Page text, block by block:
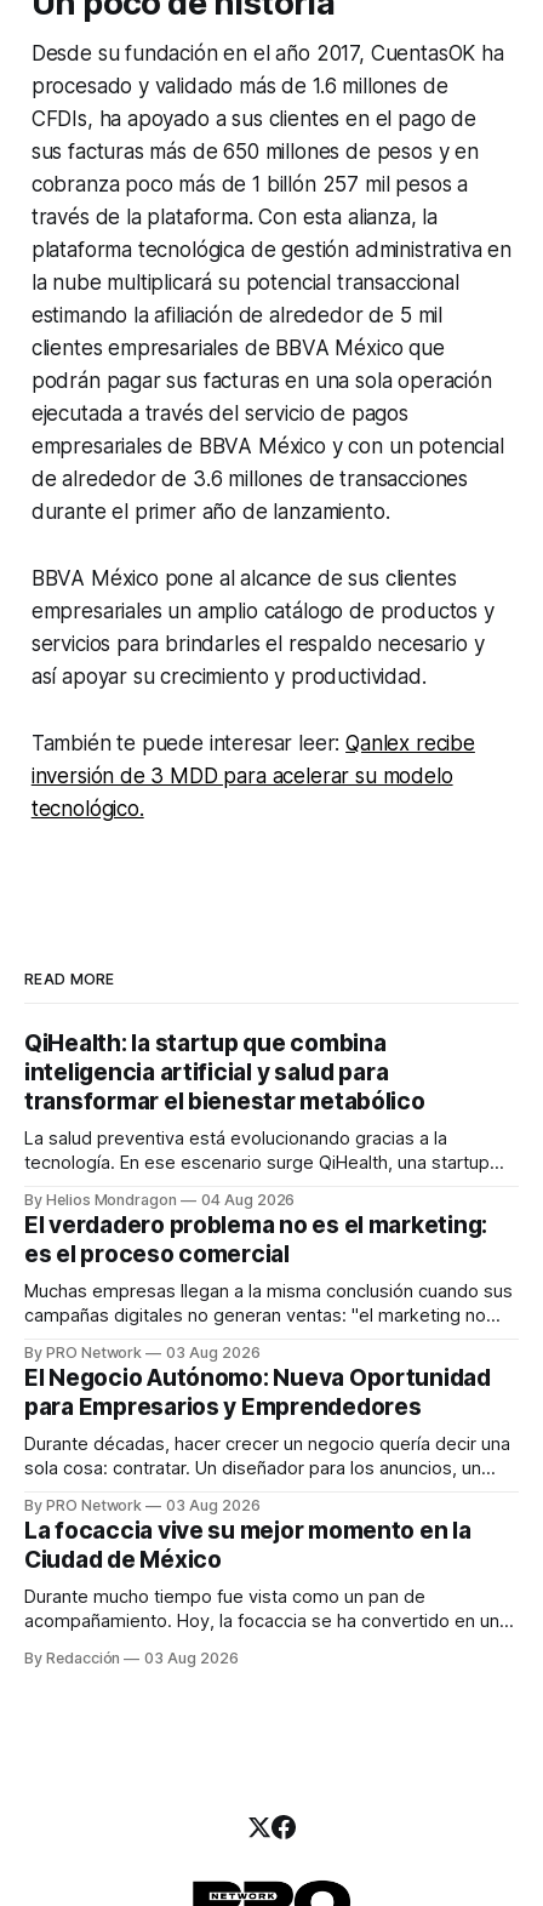
Desde su fundación en el año 2017, CuentasOK ha
procesado y validado más de 1.6 millones de
CFDIs, ha apoyado a sus clientes en el pago de
sus facturas más de 650 millones de pesos y en
cobranza poco más de 1 billón 257 mil pesos a
través de la plataforma. Con esta alianza, la
plataforma tecnológica de gestión administrativa en
la nube multiplicará su potencial transaccional
estimando la afiliación de alrededor de 5 mil
clientes empresariales de BBVA México que
podrán pagar sus facturas en una sola operación
ejecutada a través del servicio de pagos
empresariales de BBVA México y con un potencial
de alrededor de 3.6 millones de transacciones
durante el primer año de lanzamiento.
BBVA México pone al alcance de sus clientes
empresariales un amplio catálogo de productos y
servicios para brindarles el respaldo necesario y
así apoyar su crecimiento y productividad.
También te puede interesar leer:Qanlex recibe
inversión de 3 MDD para acelerar su modelo
tecnológico.
READ MORE
QiHealth: la startup que combina
inteligencia artificial y salud para
transformar el bienestar metabólico
La salud preventiva está evolucionando gracias a la
tecnología. En ese escenario surge QiHealth, una startup
dispositivos inteligentes, inteligencia artificial y monitoreo
en tiempo real para ayudar a las personas a tomar mejores
decisiones sobre su salud metabólica. Su propuesta busca
responder
By Helios Mondragon 04 Aug 2026
El verdadero problema no es el marketing:
es el proceso comercial
Muchas empresas llegan a la misma conclusión cuando sus
campañas digitales no generan ventas: "el marketing no
INTERIUS, el problema suele estar en otro lugar. Durante
una entrevista para el podcast SER PRO, el especialista en
marketing digital explicó que
By PRO Network 03 Aug 2026
El Negocio Autónomo: Nueva Oportunidad
para Empresarios y Emprendedores
Durante décadas, hacer crecer un negocio quería decir una
sola cosa: contratar. Un diseñador para los anuncios, un
para los textos, alguien que supiera de publicidad digital
para encontrar prospectos, un vendedor para atender
llamadas y mensajes, y —con suerte— una persona
By PRO Network 03 Aug 2026
La focaccia vive su mejor momento en la
Ciudad de México
Durante mucho tiempo fue vista como un pan de
acompañamiento. Hoy, la focaccia se ha convertido en uno
artesanal, ingredientes de calidad y experiencias que
By Redacción 03 Aug 2026